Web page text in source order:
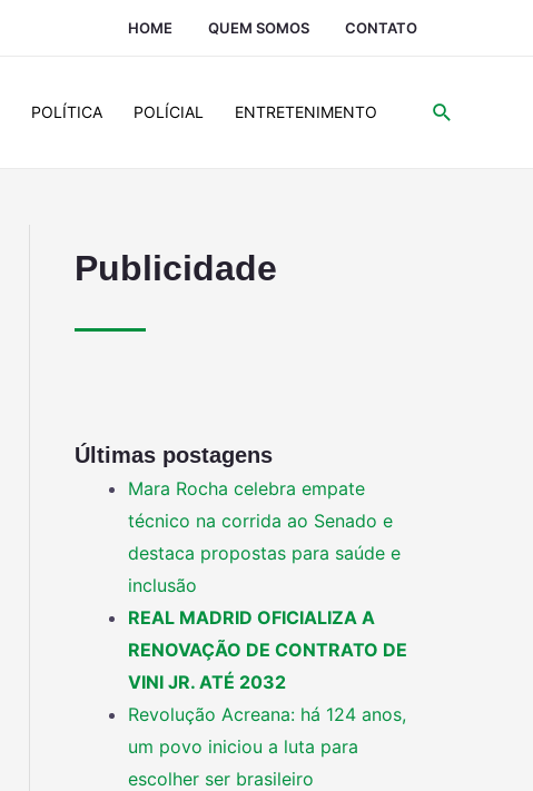
HOME QUEM SOMOS CONTATO
POLÍTICA POLÍCIAL ENTRETENIMENTO
Publicidade
Últimas postagens
Mara Rocha celebra empate
técnico na corrida ao Senado e
destaca propostas para saúde e
inclusão
REAL MADRID OFICIALIZA A
RENOVAÇÃO DE CONTRATO DE
VINI JR. ATÉ 2032
Revolução Acreana: há 124 anos,
um povo iniciou a luta para
escolher ser brasileiro